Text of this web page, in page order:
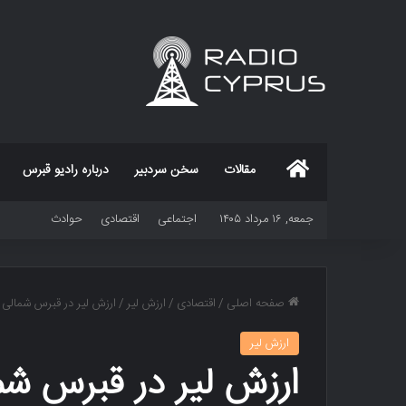
مقالات سخن سردبیر درباره رادیو قبرس
جمعه, ۱۶ مرداد ۱۴۰۵ اجتماعی اقتصادی حوادث
صفحه اصلی /اقتصادی /ارزش لیر/ارزش لیر در قبرس شمالی
ارزش لیر
ارزش لیر در قبرس